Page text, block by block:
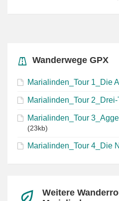
Wanderwege GPX
Marialinden_Tour 1_Die
Marialinden_Tour
Marialinden_Tour
(23kb)
Marialinden_Tour 4_Die
Weitere